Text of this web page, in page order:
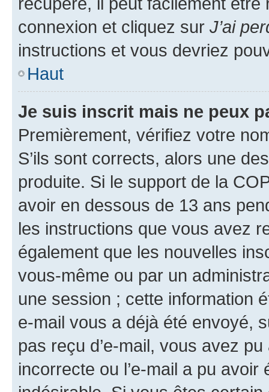
connexion et cliquez sur J’ai
instructions et vous devriez
Haut
Je suis inscrit mais ne peux
Premièrement, vérifiez votre
S’ils sont corrects, alors une
produite. Si le support de la
avoir en dessous de 13 ans
les instructions que vous avez
également que les nouvelles
vous-même ou par un
une session ; cette information
e-mail vous a déjà été envoyé,
pas reçu d’e-mail, vous avez
incorrecte ou l’e-mail a pu